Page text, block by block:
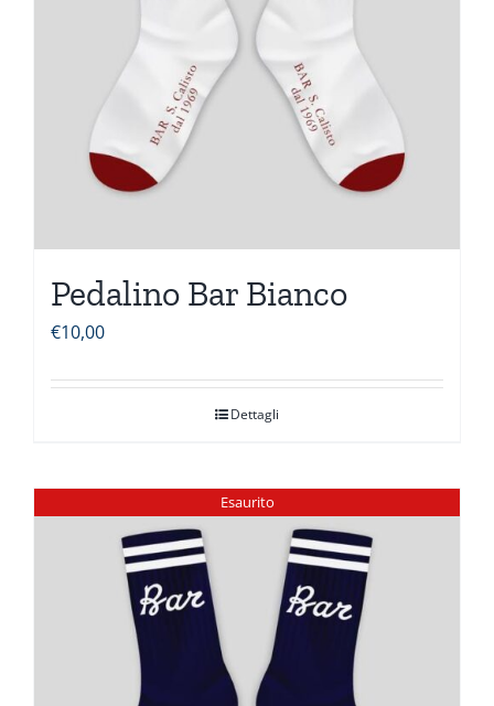
Pedalino Bar Bianco
€10,00
Dettagli
Esaurito